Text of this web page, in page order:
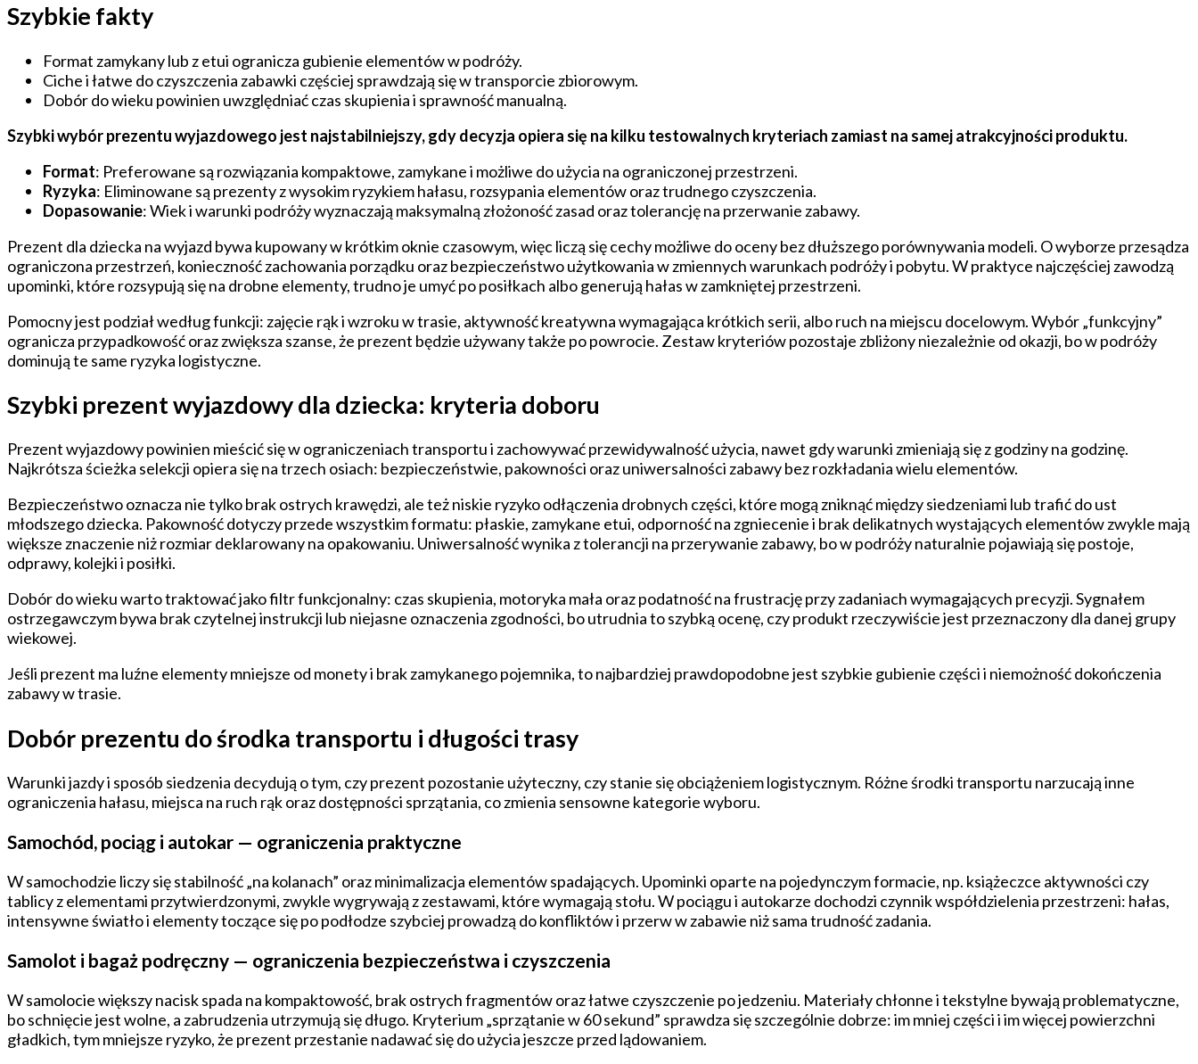
Szybkie fakty
Format zamykany lub z etui ogranicza gubienie elementów w podróży.
Ciche i łatwe do czyszczenia zabawki częściej sprawdzają się w transporcie zbiorowym.
Dobór do wieku powinien uwzględniać czas skupienia i sprawność manualną.
Szybki wybór prezentu wyjazdowego jest najstabilniejszy, gdy decyzja opiera się na kilku testowalnych kryteriach zamiast na samej atrakcyjności produktu.
Format: Preferowane są rozwiązania kompaktowe, zamykane i możliwe do użycia na ograniczonej przestrzeni.
Ryzyka: Eliminowane są prezenty z wysokim ryzykiem hałasu, rozsypania elementów oraz trudnego czyszczenia.
Dopasowanie: Wiek i warunki podróży wyznaczają maksymalną złożoność zasad oraz tolerancję na przerwanie zabawy.
Prezent dla dziecka na wyjazd bywa kupowany w krótkim oknie czasowym, więc liczą się cechy możliwe do oceny bez dłuższego porównywania modeli. O wyborze przesądza
ograniczona przestrzeń, konieczność zachowania porządku oraz bezpieczeństwo użytkowania w zmiennych warunkach podróży i pobytu. W praktyce najczęściej zawodzą
upominki, które rozsypują się na drobne elementy, trudno je umyć po posiłkach albo generują hałas w zamkniętej przestrzeni.
Pomocny jest podział według funkcji: zajęcie rąk i wzroku w trasie, aktywność kreatywna wymagająca krótkich serii, albo ruch na miejscu docelowym. Wybór „funkcyjny”
ogranicza przypadkowość oraz zwiększa szanse, że prezent będzie używany także po powrocie. Zestaw kryteriów pozostaje zbliżony niezależnie od okazji, bo w podróży
dominują te same ryzyka logistyczne.
Szybki prezent wyjazdowy dla dziecka: kryteria doboru
Prezent wyjazdowy powinien mieścić się w ograniczeniach transportu i zachowywać przewidywalność użycia, nawet gdy warunki zmieniają się z godziny na godzinę.
Najkrótsza ścieżka selekcji opiera się na trzech osiach: bezpieczeństwie, pakowności oraz uniwersalności zabawy bez rozkładania wielu elementów.
Bezpieczeństwo oznacza nie tylko brak ostrych krawędzi, ale też niskie ryzyko odłączenia drobnych części, które mogą zniknąć między siedzeniami lub trafić do ust
młodszego dziecka. Pakowność dotyczy przede wszystkim formatu: płaskie, zamykane etui, odporność na zgniecenie i brak delikatnych wystających elementów zwykle mają
większe znaczenie niż rozmiar deklarowany na opakowaniu. Uniwersalność wynika z tolerancji na przerywanie zabawy, bo w podróży naturalnie pojawiają się postoje,
odprawy, kolejki i posiłki.
Dobór do wieku warto traktować jako filtr funkcjonalny: czas skupienia, motoryka mała oraz podatność na frustrację przy zadaniach wymagających precyzji. Sygnałem
ostrzegawczym bywa brak czytelnej instrukcji lub niejasne oznaczenia zgodności, bo utrudnia to szybką ocenę, czy produkt rzeczywiście jest przeznaczony dla danej grupy
wiekowej.
Jeśli prezent ma luźne elementy mniejsze od monety i brak zamykanego pojemnika, to najbardziej prawdopodobne jest szybkie gubienie części i niemożność dokończenia
zabawy w trasie.
Dobór prezentu do środka transportu i długości trasy
Warunki jazdy i sposób siedzenia decydują o tym, czy prezent pozostanie użyteczny, czy stanie się obciążeniem logistycznym. Różne środki transportu narzucają inne
ograniczenia hałasu, miejsca na ruch rąk oraz dostępności sprzątania, co zmienia sensowne kategorie wyboru.
Samochód, pociąg i autokar — ograniczenia praktyczne
W samochodzie liczy się stabilność „na kolanach” oraz minimalizacja elementów spadających. Upominki oparte na pojedynczym formacie, np. książeczce aktywności czy
tablicy z elementami przytwierdzonymi, zwykle wygrywają z zestawami, które wymagają stołu. W pociągu i autokarze dochodzi czynnik współdzielenia przestrzeni: hałas,
intensywne światło i elementy toczące się po podłodze szybciej prowadzą do konfliktów i przerw w zabawie niż sama trudność zadania.
Samolot i bagaż podręczny — ograniczenia bezpieczeństwa i czyszczenia
W samolocie większy nacisk spada na kompaktowość, brak ostrych fragmentów oraz łatwe czyszczenie po jedzeniu. Materiały chłonne i tekstylne bywają problematyczne,
bo schnięcie jest wolne, a zabrudzenia utrzymują się długo. Kryterium „sprzątanie w 60 sekund” sprawdza się szczególnie dobrze: im mniej części i im więcej powierzchni
gładkich, tym mniejsze ryzyko, że prezent przestanie nadawać się do użycia jeszcze przed lądowaniem.